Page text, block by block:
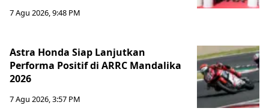
7 Agu 2026, 9:48 PM
Astra Honda Siap Lanjutkan
Performa Positif di ARRC Mandalika
2026
7 Agu 2026, 3:57 PM